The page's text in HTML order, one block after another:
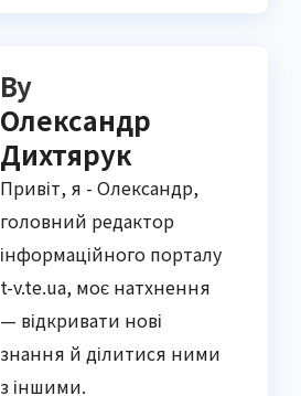
By
Олександр
Дихтярук
Привіт, я - Олександр,
головний редактор
інформаційного порталу
t-v.te.ua, моє натхнення
— відкривати нові
знання й ділитися ними
з іншими.